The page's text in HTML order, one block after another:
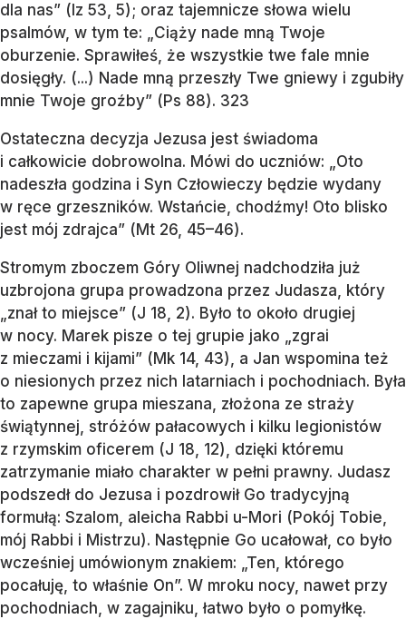
dla nas” (Iz 53, 5); oraz tajemnicze słowa wielu
psalmów, w tym te: „Ciąży nade mną Twoje
oburzenie. Sprawiłeś, że wszystkie twe fale mnie
dosięgły. (...) Nade mną przeszły Twe gniewy i zgubiły
mnie Twoje groźby” (Ps 88). 323
Ostateczna decyzja Jezusa jest świadoma
i całkowicie dobrowolna. Mówi do uczniów: „Oto
nadeszła godzina i Syn Człowieczy będzie wydany
w ręce grzeszników. Wstańcie, chodźmy! Oto blisko
jest mój zdrajca” (Mt 26, 45–46).
Stromym zboczem Góry Oliwnej nadchodziła już
uzbrojona grupa prowadzona przez Judasza, który
„znał to miejsce” (J 18, 2). Było to około drugiej
w nocy. Marek pisze o tej grupie jako „zgrai
z mieczami i kijami” (Mk 14, 43), a Jan wspomina też
o niesionych przez nich latarniach i pochodniach. Była
to zapewne grupa mieszana, złożona ze straży
świątynnej, stróżów pałacowych i kilku legionistów
z rzymskim oficerem (J 18, 12), dzięki któremu
zatrzymanie miało charakter w pełni prawny. Judasz
podszedł do Jezusa i pozdrowił Go tradycyjną
formułą: Szalom, aleicha Rabbi u-Mori (Pokój Tobie,
mój Rabbi i Mistrzu). Następnie Go ucałował, co było
wcześniej umówionym znakiem: „Ten, którego
pocałuję, to właśnie On”. W mroku nocy, nawet przy
pochodniach, w zagajniku, łatwo było o pomyłkę.